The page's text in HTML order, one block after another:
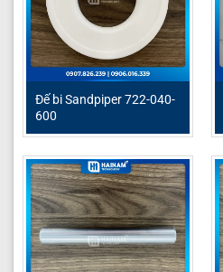
Đế bi Sandpiper 722-040-
600